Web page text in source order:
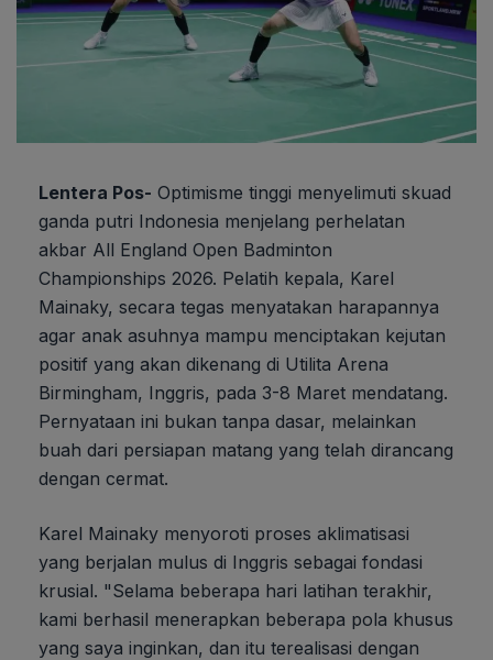
Lentera Pos- Optimisme tinggi menyelimuti skuad
ganda putri Indonesia menjelang perhelatan
akbar All England Open Badminton
Championships 2026. Pelatih kepala, Karel
Mainaky, secara tegas menyatakan harapannya
agar anak asuhnya mampu menciptakan kejutan
positif yang akan dikenang di Utilita Arena
Birmingham, Inggris, pada 3-8 Maret mendatang.
Pernyataan ini bukan tanpa dasar, melainkan
buah dari persiapan matang yang telah dirancang
dengan cermat.
Karel Mainaky menyoroti proses aklimatisasi
yang berjalan mulus di Inggris sebagai fondasi
krusial. "Selama beberapa hari latihan terakhir,
kami berhasil menerapkan beberapa pola khusus
yang saya inginkan, dan itu terealisasi dengan